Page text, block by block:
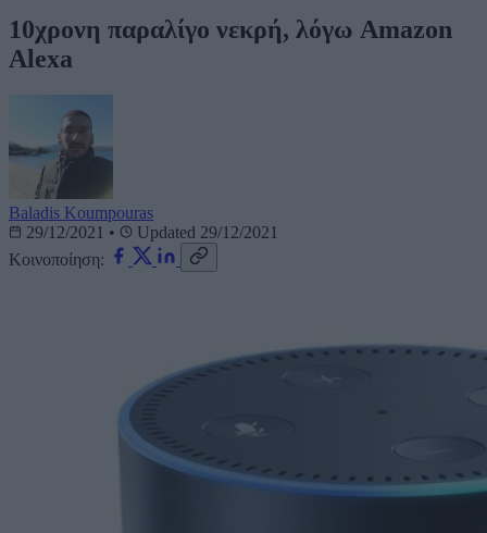
10χρονη παραλίγο νεκρή, λόγω Amazon
Alexa
Baladis Koumpouras
29/12/2021 •
Updated 29/12/2021
Κοινοποίηση: